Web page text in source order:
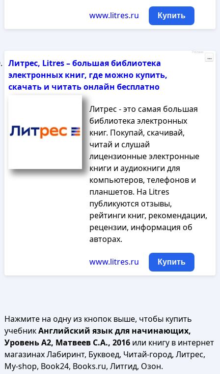
www.litres.ru Купить
Литрес, Litres – большая библиотека
электронных книг, где можно купить,
скачать и читать онлайн бесплатно
Литрес - это самая большая
библиотека электронных
книг. Покупай, скачивай,
читай и слушай
лицензионные электронные
книги и аудиокниги для
компьютеров, телефонов и
планшетов. На Litres
публикуются отзывы,
рейтинги книг, рекомендации,
рецензии, информация об
авторах.
www.litres.ru Купить
Реклама
...
Нажмите на одну из кнопок выше, чтобы купить
учебникАнглийский язык для начинающих,
Уровень А2, Матвеев С.А., 2016или книгу в интернет
магазинах Лабиринт, Буквоед, Читай-город, Литрес,
My-shop, Book24, Books.ru, Литгид, Озон.